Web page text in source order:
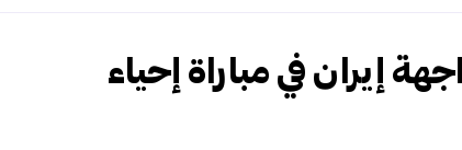
إيران في مباراة إحياء